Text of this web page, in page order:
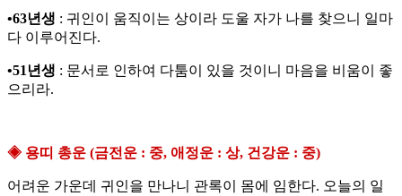
•63년생 : 귀인이 움직이는 상이라 도울 자가 나를 찾으니 일마
다 이루어진다.
•51년생 : 문서로 인하여 다툼이 있을 것이니 마음을 비움이 좋
으리라.
◈ 용띠 총운 (금전운 : 중, 애정운 : 상, 건강운 : 중)
어려운 가운데 귀인을 만나니 관록이 몸에 임한다. 오늘의 일